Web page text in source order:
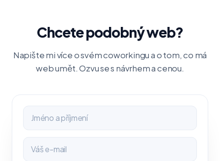
Chcete podobný web?
Napište mi více o svém coworkingu a o tom, co má
web umět. Ozvu se s návrhem a cenou.